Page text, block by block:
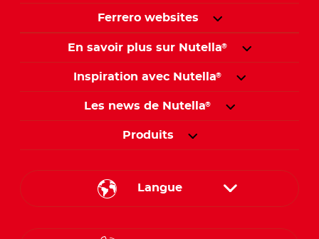
Ferrero websites
En savoir plus sur Nutella®
Inspiration avec Nutella®
Les news de Nutella®
Produits
Langue
French